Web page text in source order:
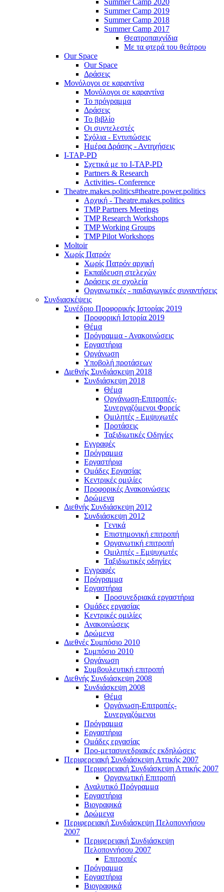
Summer Camp 2020
Summer Camp 2019
Summer Camp 2018
Summer Camp 2017
Θεατροπαιχνίδια
Με τα φτερά του θεάτρου
Our Space
Our Space
Δράσεις
Μονόλογοι σε καραντίνα
Μονόλογοι σε καραντίνα
Το πρόγραμμα
Δράσεις
Το βιβλίο
Οι συντελεστές
Σχόλια - Εντυπώσεις
Ημέρα Δράσης - Αντηχήσεις
I-TAP-PD
Σχετικά με το I-TAP-PD
Partners & Research
Activities- Conference
Theatre.makes.politics#theatre.power.politics
Αρχική - Theatre.makes.politics
TMP Partners Meetings
TMP Research Workshops
TMP Working Groups
TMP Pilot Workshops
Moltoir
Χωρίς Πατρόν
Χωρίς Πατρόν αρχική
Εκπαίδευση στελεχών
Δράσεις σε σχολεία
Οργανωτικές - παιδαγωγικές συναντήσεις
Συνδιασκέψεις
Συνέδριο Προφορικής Ιστορίας 2019
Προφορική Ιστορία 2019
Θέμα
Πρόγραμμα - Ανακοινώσεις
Εργαστήρια
Οργάνωση
Υποβολή προτάσεων
Διεθνής Συνδιάσκεψη 2018
Συνδιάσκεψη 2018
Θέμα
Οργάνωση-Επιτροπές-
Συνεργαζόμενοι Φορείς
Ομιλητές - Εμψυχωτές
Προτάσεις
Ταξιδιωτικές Οδηγίες
Εγγραφές
Πρόγραμμα
Εργαστήρια
Ομάδες Εργασίας
Κεντρικές ομιλίες
Προφορικές Ανακοινώσεις
Δρώμενα
Διεθνής Συνδιάσκεψη 2012
Συνδιάσκεψη 2012
Γενικά
Επιστημονική επιτροπή
Οργανωτική επιτροπή
Ομιλητές - Εμψυχωτές
Ταξιδιωτικές οδηγίες
Εγγραφές
Πρόγραμμα
Εργαστήρια
Προσυνεδριακά εργαστήρια
Ομάδες εργασίας
Κεντρικές ομιλίες
Ανακοινώσεις
Δρώμενα
Διεθνές Συμπόσιο 2010
Συμπόσιο 2010
Οργάνωση
Συμβουλευτική επιτροπή
Διεθνής Συνδιάσκεψη 2008
Συνδιάσκεψη 2008
Θέμα
Οργάνωση-Επιτροπές-
Συνεργαζόμενοι
Πρόγραμμα
Εργαστήρια
Ομάδες εργασίας
Προ-μετασυνεδριακές εκδηλώσεις
Περιφερειακή Συνδιάσκεψη Αττικής 2007
Περιφερειακή Συνδιάσκεψη Αττικής 2007
Οργανωτική Επιτροπή
Αναλυτικό Πρόγραμμα
Εργαστήρια
Βιογραφικά
Δρώμενα
Περιφερειακή Συνδιάσκεψη Πελοποννήσου
2007
Περιφερειακή Συνδιάσκεψη
Πελοποννήσου 2007
Επιτροπές
Πρόγραμμα
Εργαστήρια
Βιογραφικά